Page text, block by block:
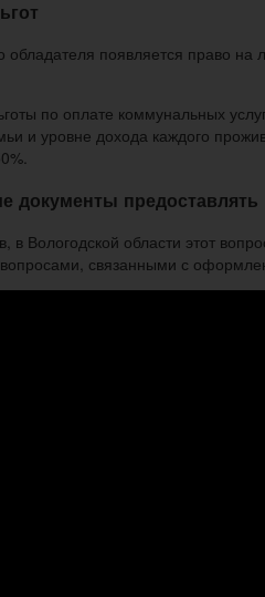
обладателя появляется право
по оплате коммунальных
и уровне дохода каждого
документы предоставлять
в Вологодской области этот
связанными с